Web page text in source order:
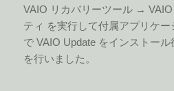
VAIO リカバリーツール →
ティ を実行して付属アプリケ
で VAIO Update をインストー
を行いました。